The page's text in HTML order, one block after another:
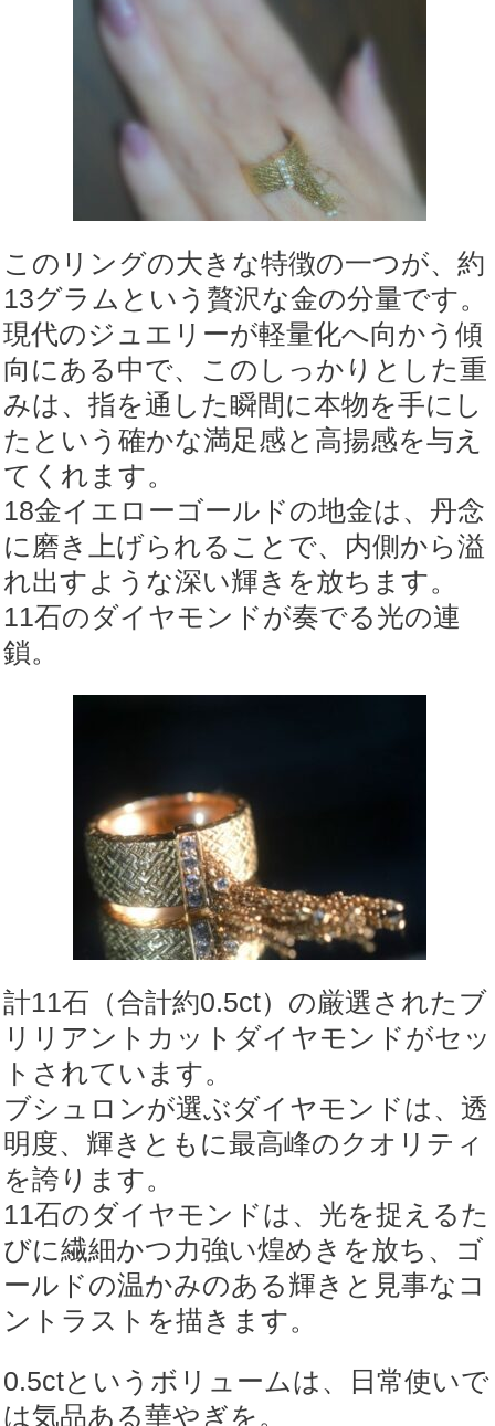
このリングの大きな特徴の一つが、約
13グラムという贅沢な金の分量です。
現代のジュエリーが軽量化へ向かう傾
向にある中で、このしっかりとした重
みは、指を通した瞬間に本物を手にし
たという確かな満足感と高揚感を与え
てくれます。
18金イエローゴールドの地金は、丹念
に磨き上げられることで、内側から溢
れ出すような深い輝きを放ちます。
11石のダイヤモンドが奏でる光の連
鎖。
計11石（合計約0.5ct）の厳選されたブ
リリアントカットダイヤモンドがセッ
トされています。
ブシュロンが選ぶダイヤモンドは、透
明度、輝きともに最高峰のクオリティ
を誇ります。
11石のダイヤモンドは、光を捉えるた
びに繊細かつ力強い煌めきを放ち、ゴ
ールドの温かみのある輝きと見事なコ
ントラストを描きます。
0.5ctというボリュームは、日常使いで
は気品ある華やぎを。